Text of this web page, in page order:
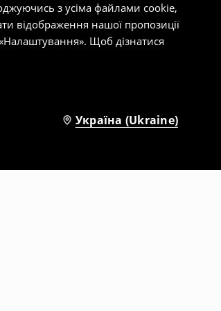
з усіма файлами cookie,
відображення нашої пропозиції
Щоб дізнатися
Україна (Ukraine)